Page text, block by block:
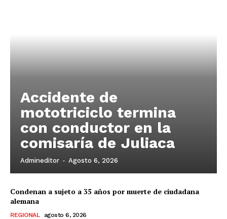
Accidente de
mototriciclo termina
con conductor en la
comisaría de Juliaca
Admineditor - Agosto 6, 2026
Condenan a sujeto a 35 años por muerte de ciudadana
alemana
REGIONAL agosto 6, 2026